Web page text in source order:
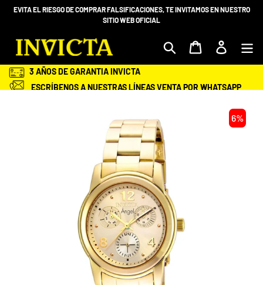
contenido
EVITA EL RIESGO DE COMPRAR FALSIFICACIONES, TE INVITAMOS EN NUESTRO
SITIO WEB OFICIAL
Mi bolsa Ingresar
3 AÑOS DE GARANTIA INVICTA
ESCRÍBENOS A NUESTRAS LÍNEAS VENTA POR WHATSAPP
SEGURIDAD EN TU COMPRA
ENTREGA EN TU DOMICILIO
6%